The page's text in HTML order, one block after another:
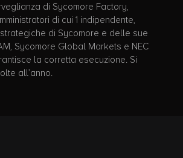
di Sycomore Factory,
di cui 1 indipendente,
di Sycomore e delle sue
Sycomore Global Markets e NEC
la corretta esecuzione. Si
all’anno.